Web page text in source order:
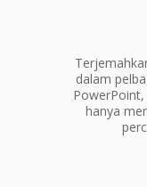
dalam
hanya